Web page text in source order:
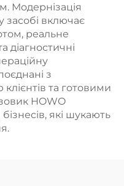
Модернізація
засобі включає
реальне
діагностичні
з
та готовими
HOWO
які шукають